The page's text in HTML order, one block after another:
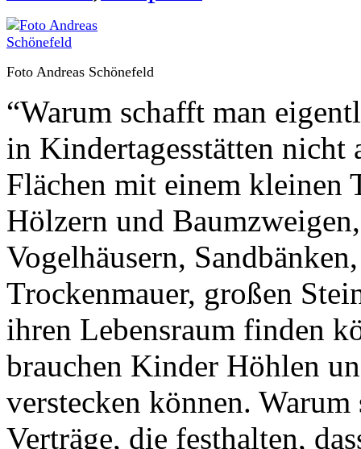
Foto Andreas Schönefeld
“Warum schafft man
in Kindertagesstätten nicht
Flächen mit einem kleinen
Hölzern und
Vogelhäusern,
Trockenmauer, großen
ihren Lebensraum finden
brauchen Kinder Höhlen
verstecken können.
Verträge, die festhalten,